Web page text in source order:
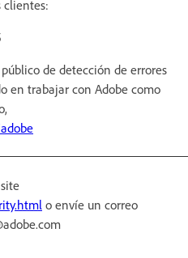
clientes:
de detección de errores
en trabajar con Adobe como
o envíe un correo